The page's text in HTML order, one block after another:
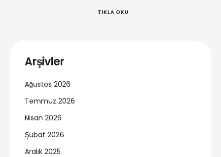
TIKLA OKU
Arşivler
Ağustos 2026
Temmuz 2026
Nisan 2026
Şubat 2026
Aralık 2025